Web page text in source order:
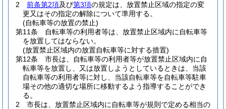
2
前条第2項及び第3項の規定は、放置禁止区域の指定の変
更又はその指定の解除について準用する。
(自転車等の放置の禁止)
第11条
自転車等の利用者等は、放置禁止区域内に自転車等
を放置してはならない。
(放置禁止区域内の放置自転車等に対する措置)
第12条
市長は、自転車等の利用者等が放置禁止区域内に自
転車等を放置し、又は放置しようとしているときは、当該
自転車等の利用者等に対し、当該自転車等を自転車等駐車
場その他の適切な場所に移動するよう指導することができ
る。
2
市長は、放置禁止区域内に自転車等が規則で定める相当の